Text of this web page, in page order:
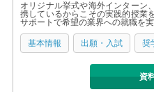
オリジナル挙式や海外インターン
携しているからこその実践的授業
サポートで希望の業界への就職を実
基本情報 出願・入試 奨
資